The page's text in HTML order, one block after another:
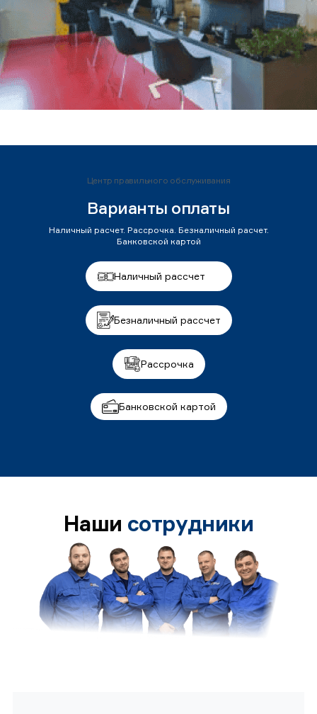
Центр правильного обслуживания
Варианты оплаты
Наличный расчет. Рассрочка. Безналичный расчет.
Банковской картой
Наличный рассчет
Безналичный рассчет
Рассрочка
Банковской картой
Наши сотрудники